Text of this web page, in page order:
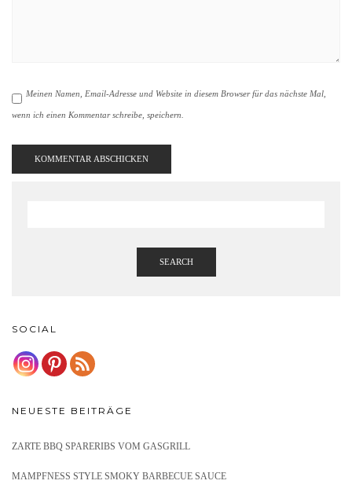
Meinen Namen, Email-Adresse und Website in diesem Browser für das nächste Mal,
wenn ich einen Kommentar schreibe, speichern.
SEARCH
SOCIAL
NEUESTE BEITRÄGE
ZARTE BBQ SPARERIBS VOM GASGRILL
MAMPFNESS STYLE SMOKY BARBECUE SAUCE